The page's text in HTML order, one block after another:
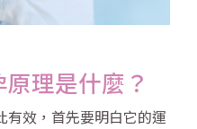
理是什麼？
有效，首先要明白它的運